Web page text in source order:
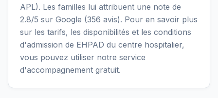
APL). Les familles lui attribuent une note de
2.8/5 sur Google (356 avis). Pour en savoir plus
sur les tarifs, les disponibilités et les conditions
d'admission de EHPAD du centre hospitalier,
vous pouvez utiliser notre service
d'accompagnement gratuit.